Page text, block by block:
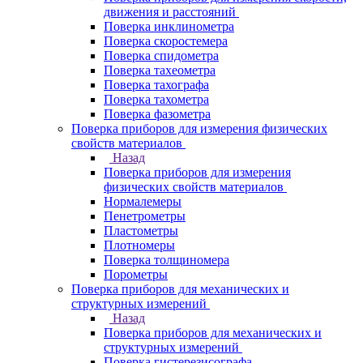
движения и расстояний
Поверка инклинометра
Поверка скоростемера
Поверка спидометра
Поверка тахеометра
Поверка тахографа
Поверка тахометра
Поверка фазометра
Поверка приборов для измерения физических
свойств материалов
Назад
Поверка приборов для измерения
физических свойств материалов
Нормалемеры
Пенетрометры
Пластометры
Плотномеры
Поверка толщиномера
Порометры
Поверка приборов для механических и
структурных измерений
Назад
Поверка приборов для механических и
структурных измерений